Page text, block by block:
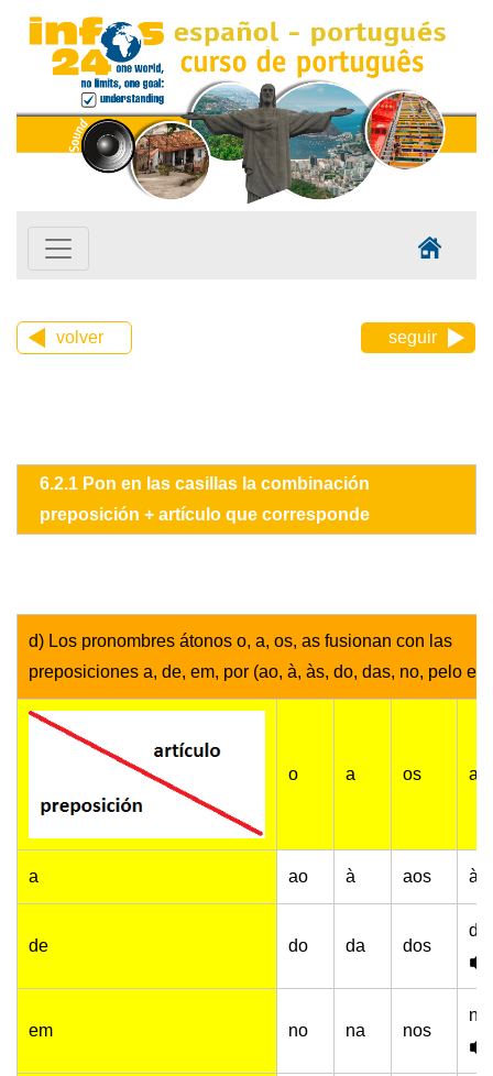
volver seguir
6.2.1 Pon en las casillas la combinación
preposición + artículo que corresponde
d) Los pronombres átonos o, a, os, as fusionan con las
preposiciones a, de, em, por (ao, à, às, do, das, no, pelo
o a os as
a ao à aos à
de do da dos
em no na nos